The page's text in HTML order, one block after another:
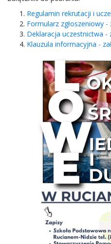
Regulamin rekrutacji i
Formularz zgłoszeniowy -
Deklaracja uczestnictwa -
Klauzula informacyjna -